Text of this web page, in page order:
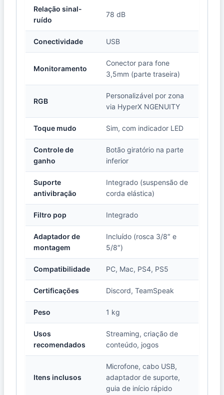
Relação sinal-
ruído
78 dB
Conectividade USB
Monitoramento
Conector para fone
3,5mm (parte traseira)
RGB
Personalizável por zona
via HyperX NGENUITY
Toque mudo Sim, com indicador LED
Controle de
ganho
Botão giratório na parte
inferior
Suporte
antivibração
Integrado (suspensão de
corda elástica)
Filtro pop Integrado
Adaptador de
montagem
Incluído (rosca 3/8″ e
5/8″)
Compatibilidade PC, Mac, PS4, PS5
Certificações Discord, TeamSpeak
Peso 1 kg
Usos
recomendados
Streaming, criação de
conteúdo, jogos
Itens inclusos
Microfone, cabo USB,
adaptador de suporte,
guia de início rápido